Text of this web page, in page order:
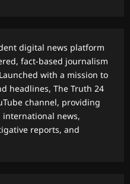
digital news platform
fact-based journalism
with a mission to
headlines, The Truth 24
channel, providing
international news,
reports, and